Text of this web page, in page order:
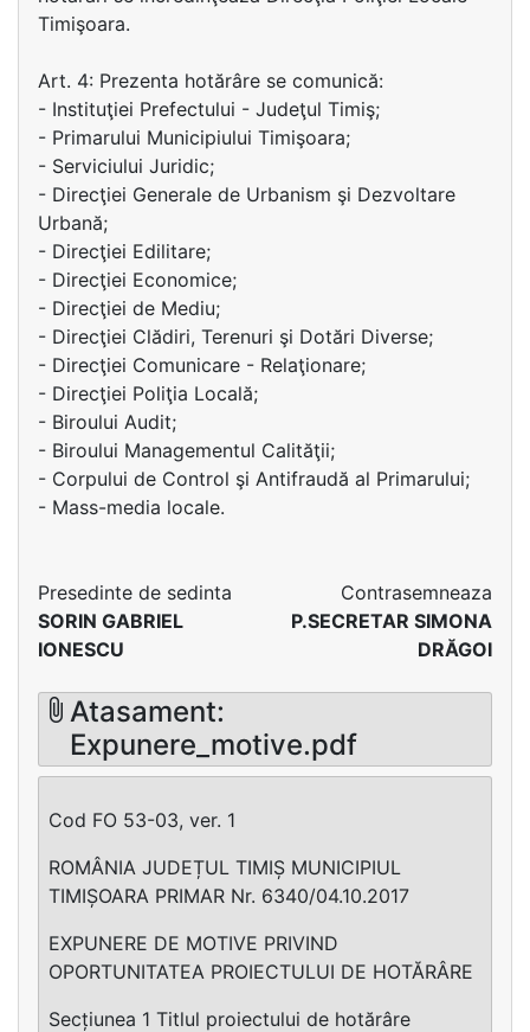
Timişoara.
Art. 4: Prezenta hotărâre se comunică:
- Instituţiei Prefectului - Judeţul Timiş;
- Primarului Municipiului Timişoara;
- Serviciului Juridic;
- Direcţiei Generale de Urbanism şi Dezvoltare
Urbană;
- Direcţiei Edilitare;
- Direcţiei Economice;
- Direcţiei de Mediu;
- Direcţiei Clădiri, Terenuri şi Dotări Diverse;
- Direcţiei Comunicare - Relaţionare;
- Direcţiei Poliţia Locală;
- Biroului Audit;
- Biroului Managementul Calităţii;
- Corpului de Control şi Antifraudă al Primarului;
- Mass-media locale.
Presedinte de sedinta
SORIN GABRIEL
IONESCU
Contrasemneaza
P.SECRETAR SIMONA
DRĂGOI
Atasament:
Expunere_motive.pdf
Cod FO 53-03, ver. 1
ROMÂNIA JUDEȚUL TIMIȘ MUNICIPIUL
TIMIȘOARA PRIMAR Nr. 6340/04.10.2017
EXPUNERE DE MOTIVE PRIVIND
OPORTUNITATEA PROIECTULUI DE HOTĂRÂRE
Secțiunea 1 Titlul proiectului de hotărâre